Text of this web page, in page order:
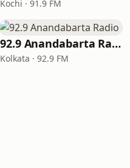
Kochi · 91.9 FM
92.9 Anandabarta Radio
Kolkata · 92.9 FM